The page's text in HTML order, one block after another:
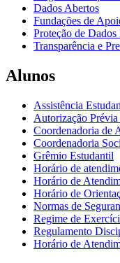
Dados Abertos
Fundações de
Proteção de Dados
Transparência e
Alunos
Assistência
Autorização
Coordenadoria de
Coordenadoria
Grêmio Estudantil
Horário de
Horário de
Horário de
Normas de
Regime de
Regulamento
Horário de